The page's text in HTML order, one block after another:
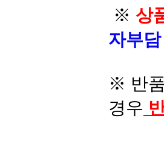
※ 상
자부
※ 반
경우